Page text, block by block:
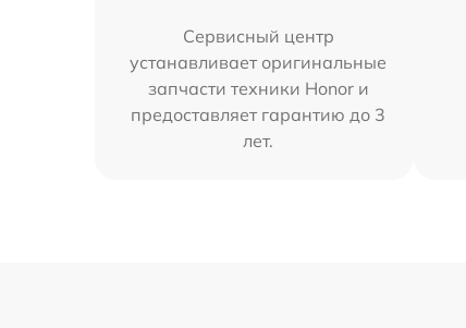
Сервисный центр
устанавливает оригинальные
запчасти техники Honor и
предоставляет гарантию до 3
лет.